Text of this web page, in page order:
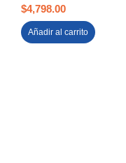
$4,798.00
Añadir al carrito